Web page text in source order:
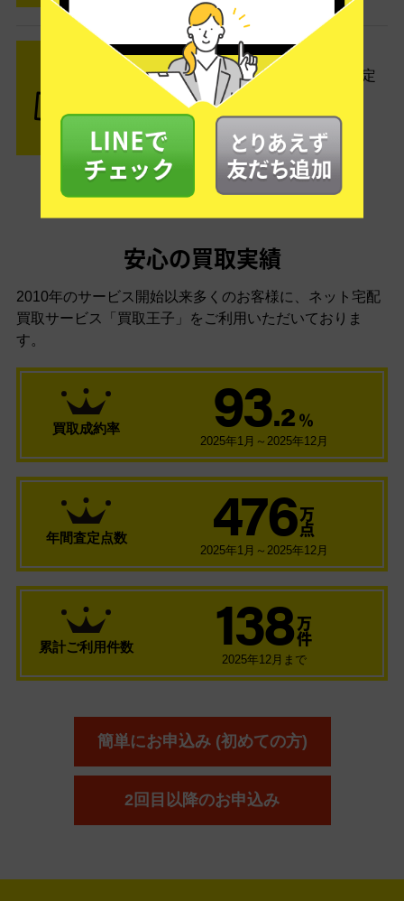
STEP3 ご入金
査定結果はメールでお知らせ。査定
結果がOKなら金額をお支払い！
安心の買取実績
2010年のサービス開始以来多くのお客様に、 ネット宅配
買取サービス「買取王子」をご利用いただいておりま
す。
買取成約率 93.2 ％
2025年1月～2025年12月
年間査定点数 476 万
点
2025年1月～2025年12月
累計ご利用件数 138 万
件
2025年12月まで
簡単にお申込み (初めての方)
2回目以降のお申込み